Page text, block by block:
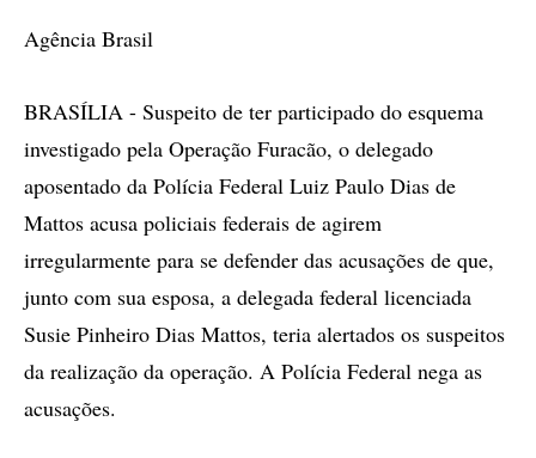
Agência Brasil
BRASÍLIA - Suspeito de ter participado do esquema
investigado pela Operação Furacão, o delegado
aposentado da Polícia Federal Luiz Paulo Dias de
Mattos acusa policiais federais de agirem
irregularmente para se defender das acusações de que,
junto com sua esposa, a delegada federal licenciada
Susie Pinheiro Dias Mattos, teria alertados os suspeitos
da realização da operação. A Polícia Federal nega as
acusações.